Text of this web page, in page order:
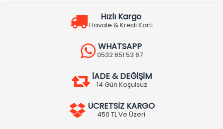
Hızlı Kargo
Havale & Kredi Kartı
WHATSAPP
0532 651 53 67
İADE & DEĞİŞİM
14 Gün Koşulsuz
ÜCRETSİZ KARGO
450 TL Ve Üzeri